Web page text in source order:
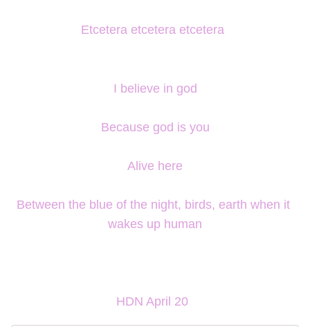
Etcetera etcetera etcetera
I believe in god
Because god is you
Alive here
Between the blue of the night, birds, earth when it
wakes up human
HDN April 20